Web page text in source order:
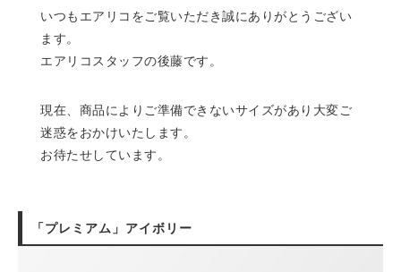
いつもエアリコをご覧いただき誠にありがとうござい
ます。
エアリコスタッフの後藤です。
現在、商品によりご準備できないサイズがあり大変ご
迷惑をおかけいたします。
お待たせしています。
「プレミアム」アイボリー